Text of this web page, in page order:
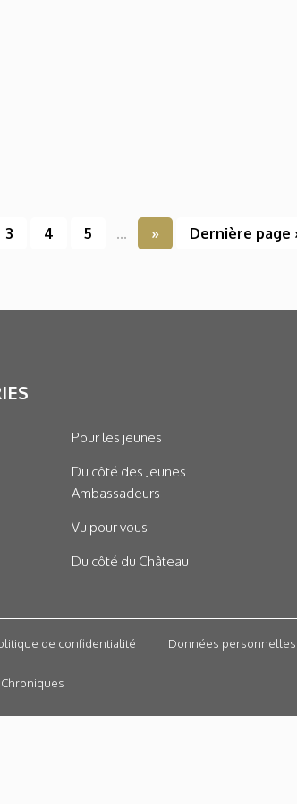
3 4 5 ... » Dernière page
Pour les jeunes
Du côté des Jeunes
Ambassadeurs
Vu pour vous
Du côté du Château
de confidentialité Données personnelles